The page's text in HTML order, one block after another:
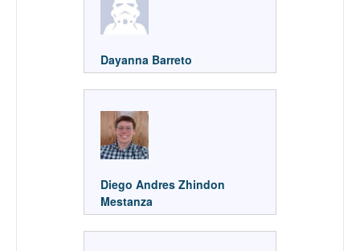
Dayanna Barreto
Diego Andres Zhindon
Mestanza